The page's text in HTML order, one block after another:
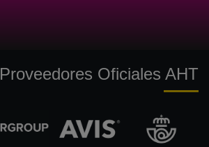
Proveedores Oficiales AHT